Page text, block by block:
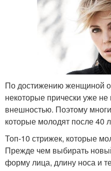
По достижению женщиной
некоторые прически уже
внешностью. Поэтому
которые молодят после 40
Топ-10 стрижек, которые
Прежде чем выбирать
форму лица, длину носа и